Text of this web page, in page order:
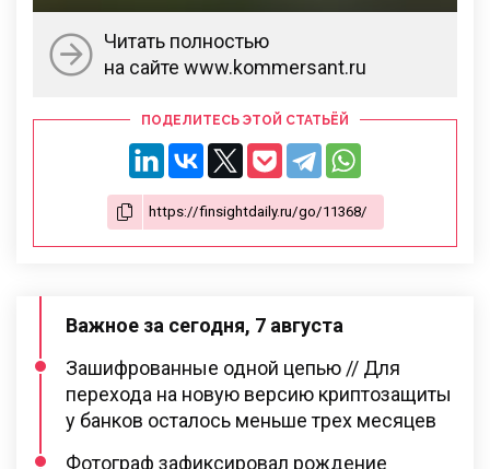
Читать полностью
на сайте www.kommersant.ru
ПОДЕЛИТЕСЬ ЭТОЙ СТАТЬЁЙ
Важное за сегодня, 7 августа
Зашифрованные одной цепью // Для
перехода на новую версию криптозащиты
у банков осталось меньше трех месяцев
Фотограф зафиксировал рождение